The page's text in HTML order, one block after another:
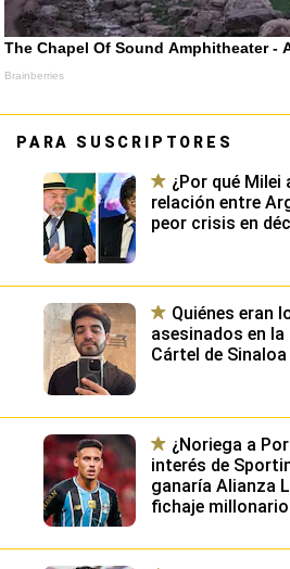
PARA SUSCRIPTORES
¿Por qué Milei
relación entre
peor crisis en
Quiénes eran
asesinados en
Cártel de
¿Noriega a
interés de
ganaría Alianza
fichaje millonario